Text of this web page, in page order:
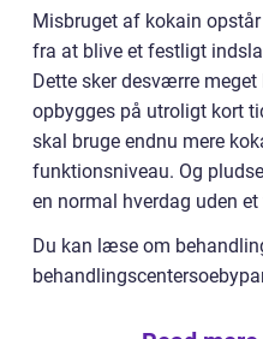
Misbruget af kokain
fra at blive et festligt
Dette sker desværre
opbygges på utroligt kort
skal bruge endnu mere
funktionsniveau. Og
en normal hverdag uden
Du kan læse om